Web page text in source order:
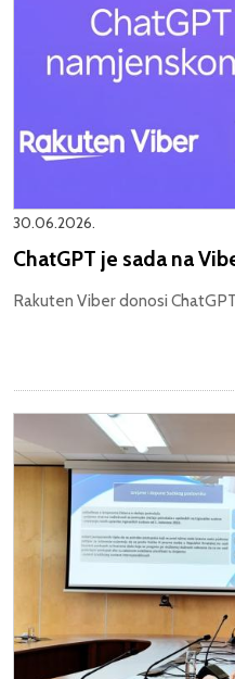
30.06.2026.
ChatGPT je sada na
Rakuten Viber donosi